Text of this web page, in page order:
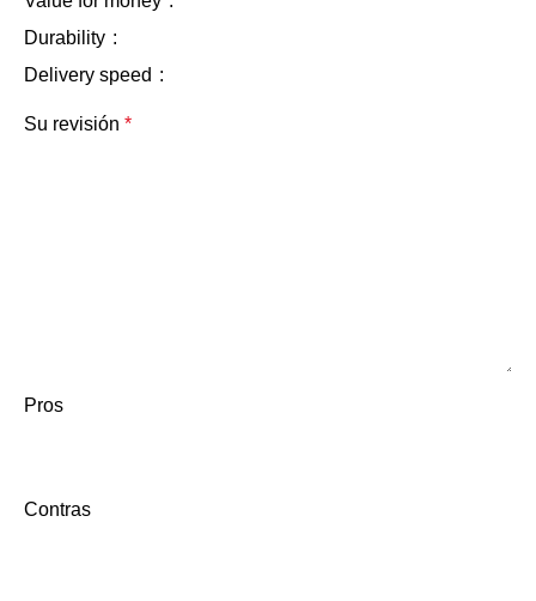
Durability
Delivery speed
Su revisión *
Pros
Contras